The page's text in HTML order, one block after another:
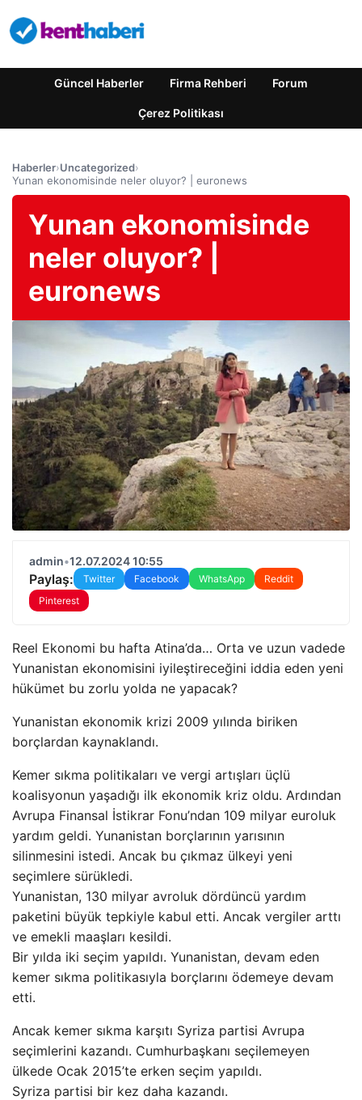
Güncel Haberler Firma Rehberi Forum
Çerez Politikası
Haberler›Uncategorized›
Yunan ekonomisinde neler oluyor? | euronews
Yunan ekonomisinde
neler oluyor? |
euronews
admin•12.07.2024 10:55
Paylaş: Twitter Facebook WhatsApp
Reddit
Pinterest
Reel Ekonomi bu hafta Atina’da… Orta ve uzun vadede
Yunanistan ekonomisini iyileştireceğini iddia eden yeni
hükümet bu zorlu yolda ne yapacak?
Yunanistan ekonomik krizi 2009 yılında biriken
borçlardan kaynaklandı.
Kemer sıkma politikaları ve vergi artışları üçlü
koalisyonun yaşadığı ilk ekonomik kriz oldu. Ardından
Avrupa Finansal İstikrar Fonu’ndan 109 milyar euroluk
yardım geldi. Yunanistan borçlarının yarısının
silinmesini istedi. Ancak bu çıkmaz ülkeyi yeni
seçimlere sürükledi.
Yunanistan, 130 milyar avroluk dördüncü yardım
paketini büyük tepkiyle kabul etti. Ancak vergiler arttı
ve emekli maaşları kesildi.
Bir yılda iki seçim yapıldı. Yunanistan, devam eden
kemer sıkma politikasıyla borçlarını ödemeye devam
etti.
Ancak kemer sıkma karşıtı Syriza partisi Avrupa
seçimlerini kazandı. Cumhurbaşkanı seçilemeyen
ülkede Ocak 2015’te erken seçim yapıldı.
Syriza partisi bir kez daha kazandı.